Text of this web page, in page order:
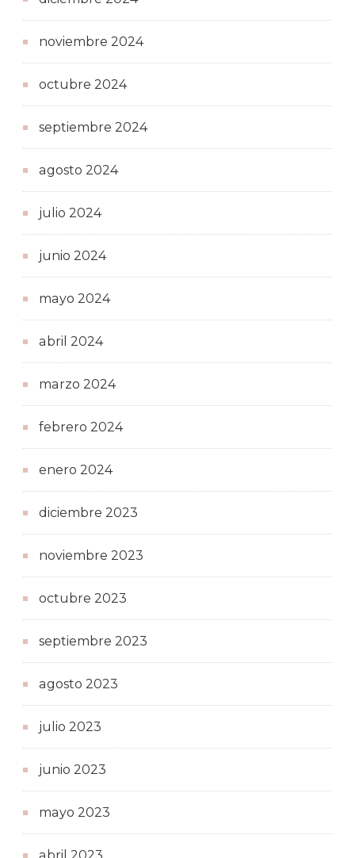
noviembre 2024
octubre 2024
septiembre 2024
agosto 2024
julio 2024
junio 2024
mayo 2024
abril 2024
marzo 2024
febrero 2024
enero 2024
diciembre 2023
noviembre 2023
octubre 2023
septiembre 2023
agosto 2023
julio 2023
junio 2023
mayo 2023